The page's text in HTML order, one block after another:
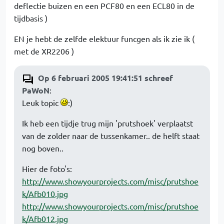
deflectie buizen en een PCF80 en een ECL80 in de
tijdbasis )
EN je hebt de zelfde elektuur funcgen als ik zie ik (
met de XR2206 )
Op 6 februari 2005 19:41:51 schreef
PaWoN:
Leuk topic
:)
Ik heb een tijdje trug mijn 'prutshoek' verplaatst
van de zolder naar de tussenkamer.. de helft staat
nog boven..
Hier de foto's:
http://www.showyourprojects.com/misc/prutshoe
k/Afb010.jpg
http://www.showyourprojects.com/misc/prutshoe
k/Afb012.jpg